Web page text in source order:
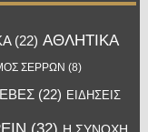
(22) ΑΘΛΗΤΙΚΑ
ΣΕΡΡΩΝ (8)
ΕΒΕΣ(22) ΕΙΔΗΣΕΙΣ